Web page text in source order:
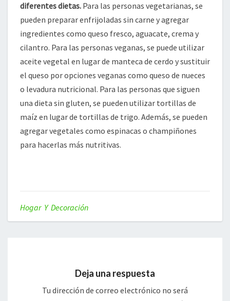
diferentes dietas. Para las personas vegetarianas, se
pueden preparar enfrijoladas sin carne y agregar
ingredientes como queso fresco, aguacate, crema y
cilantro. Para las personas veganas, se puede utilizar
aceite vegetal en lugar de manteca de cerdo y sustituir
el queso por opciones veganas como queso de nueces
o levadura nutricional. Para las personas que siguen
una dieta sin gluten, se pueden utilizar tortillas de
maíz en lugar de tortillas de trigo. Además, se pueden
agregar vegetales como espinacas o champiñones
para hacerlas más nutritivas.
Hogar Y Decoración
Deja una respuesta
Tu dirección de correo electrónico no será